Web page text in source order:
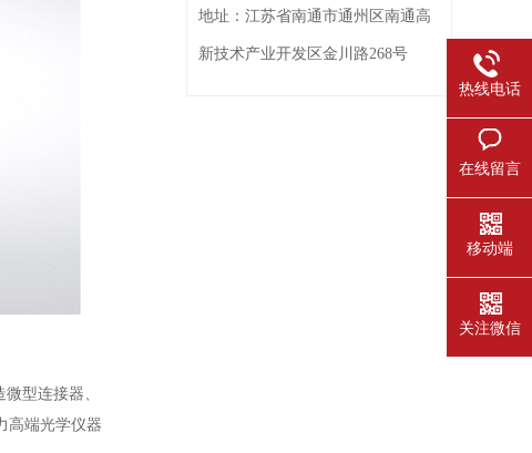
型连接器、
高端光学仪器
地址： 江苏省南通市通州区南通高
新技术产业开发区金川路268号
热线电话
在线留言
移动端
关注微信